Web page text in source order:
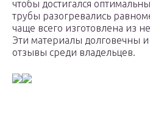
чтобы достигался
трубы разогревались
чаще всего изготовлена из
Эти материалы долговечны
отзывы среди владельцев.